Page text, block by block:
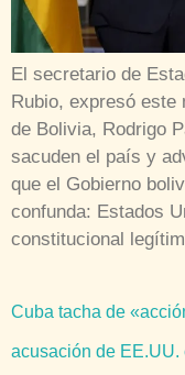
El secretario de
Rubio, expresó este
de Bolivia, Rodrigo
sacuden el país y
que el Gobierno
confunda: Estados
constitucional
Cuba tacha de
acusación de EE.UU.